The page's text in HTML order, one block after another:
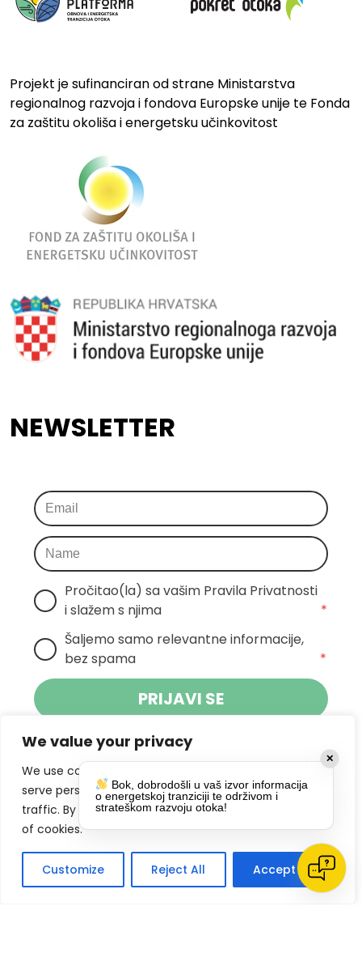
We value your privacy
We use cookies to enhance your browsing experience,
serve personalized ads or content, and analyze our
traffic. By clicking "Accept All", you consent to our use
of cookies.
Customize Reject All Accept All
Projekt je sufinanciran od strane Ministarstva
regionalnog razvoja i fondova Europske unije te Fonda
za zaštitu okoliša i energetsku učinkovitost
NEWSLETTER
Pročitao(la) sa vašim Pravila Privatnosti
i slažem s njima
*
Šaljemo samo relevantne informacije,
bez spama
*
PRIJAVI SE
Klikom na gumb dajete suglasnost za
primanje novosti Pokreta Otoka te se
slažete spolitikom privatnosti.
DRUŠTVENE MREŽE
✕
Bok, dobrodošli u vaš izvor informacija
o energetskoj tranziciji te održivom i
strateškom razvoju otoka!